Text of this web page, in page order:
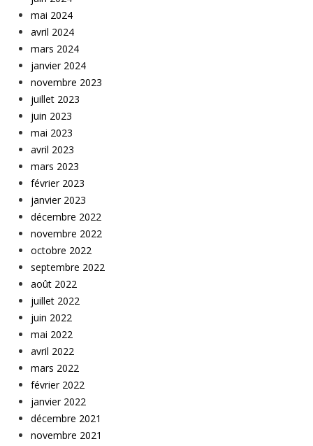
mai 2024
avril 2024
mars 2024
janvier 2024
novembre 2023
juillet 2023
juin 2023
mai 2023
avril 2023
mars 2023
février 2023
janvier 2023
décembre 2022
novembre 2022
octobre 2022
septembre 2022
août 2022
juillet 2022
juin 2022
mai 2022
avril 2022
mars 2022
février 2022
janvier 2022
décembre 2021
novembre 2021